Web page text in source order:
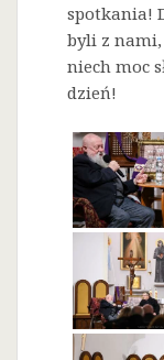
spotkania!
byli z
niech moc
dzień!